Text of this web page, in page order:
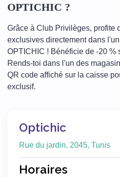
OPTICHIC ?
Grâce à Club Privilèges, profite
exclusives directement dans
OPTICHIC ! Bénéficie de -20 %
Rends-toi dans l'un des
QR code affiché sur la caisse
exclusif.
Optichic
Rue du jardin, 2045, Tunis
Horaires